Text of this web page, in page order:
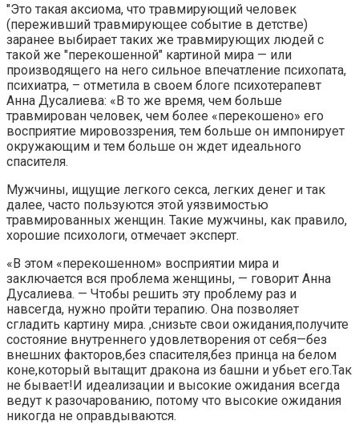
"Это такая аксиома, что травмирующий человек
(переживший травмирующее событие в детстве)
заранее выбирает таких же травмирующих людей с
такой же "перекошенной" картиной мира — или
производящего на него сильное впечатление психопата,
психиатра, – отметила в своем блоге психотерапевт
Анна Дусалиева: «В то же время, чем больше
травмирован человек, чем более «перекошено» его
восприятие мировоззрения, тем больше он импонирует
окружающим и тем больше он ждет идеального
спасителя.
Мужчины, ищущие легкого секса, легких денег и так
далее, часто пользуются этой уязвимостью
травмированных женщин. Такие мужчины, как правило,
хорошие психологи, отмечает эксперт.
«В этом «перекошенном» восприятии мира и
заключается вся проблема женщины, — говорит Анна
Дусалиева. — Чтобы решить эту проблему раз и
навсегда, нужно пройти терапию. Она позволяет
сгладить картину мира. ,снизьте свои ожидания,получите
состояние внутреннего удовлетворения от себя—без
внешних факторов,без спасителя,без принца на белом
коне,который вытащит дракона из башни и убьет его.Так
не бывает!И идеализации и высокие ожидания всегда
ведут к разочарованию, потому что высокие ожидания
никогда не оправдываются.